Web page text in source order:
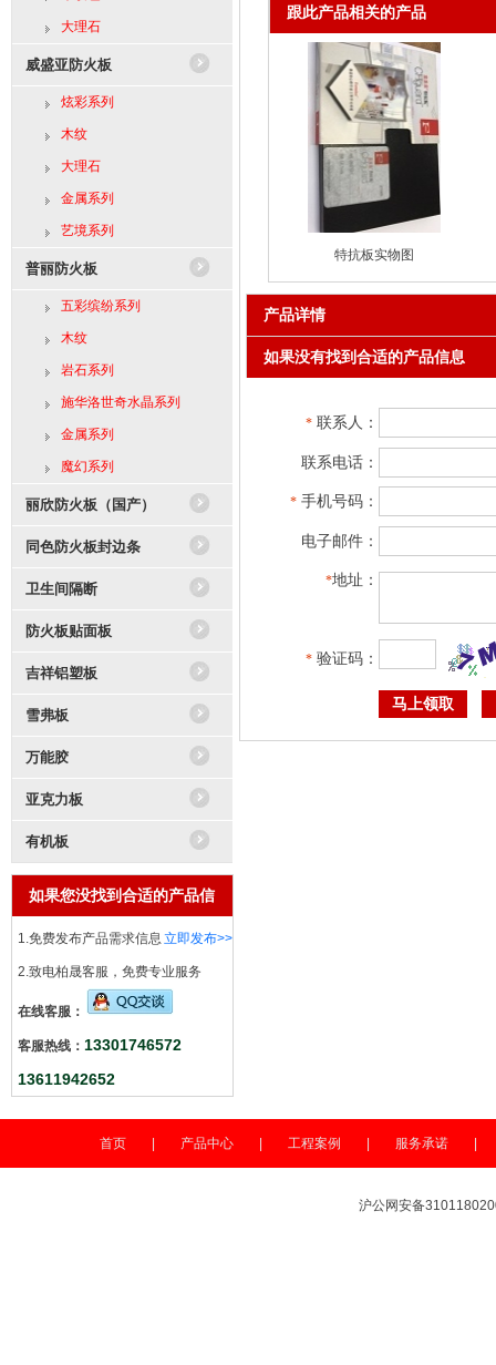
跟此产品相关的产品
特抗板实物图
产品详情
如果没有找到合适的产品信息
* 联系人：
联系电话：
* 手机号码：
电子邮件：
*地址：
* 验证码：
大理石
威盛亚防火板
炫彩系列
木纹
大理石
金属系列
艺境系列
普丽防火板
五彩缤纷系列
木纹
岩石系列
施华洛世奇水晶系列
金属系列
魔幻系列
丽欣防火板（国产）
同色防火板封边条
卫生间隔断
防火板贴面板
吉祥铝塑板
雪弗板
万能胶
亚克力板
有机板
如果您没找到合适的产品信
息
1.免费发布产品需求信息 立即发布>>
2.致电柏晟客服，免费专业服务
在线客服：
客服热线： 13301746572
13611942652
首页 产品中心 工程案例 服务承诺
沪公网安备